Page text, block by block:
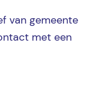
van gemeente
met een